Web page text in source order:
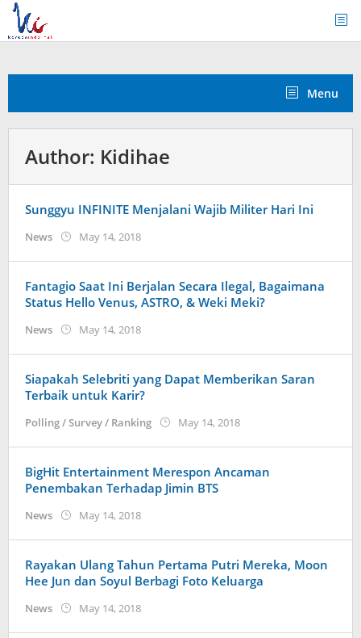
Skip
content
Menu
Author: Kidihae
Sunggyu INFINITE Menjalani Wajib Militer Hari Ini
News May 14, 2018by
Fantagio Saat Ini Berjalan Secara Ilegal, Bagaimana
Status Hello Venus, ASTRO, & Weki Meki?
News May 14, 2018by
Siapakah Selebriti yang Dapat Memberikan Saran
Terbaik untuk Karir?
Polling / Survey / Ranking May 14, 2018by
BigHit Entertainment Merespon Ancaman
Penembakan Terhadap Jimin BTS
News May 14, 2018by
Rayakan Ulang Tahun Pertama Putri Mereka, Moon
Hee Jun dan Soyul Berbagi Foto Keluarga
News May 14, 2018by